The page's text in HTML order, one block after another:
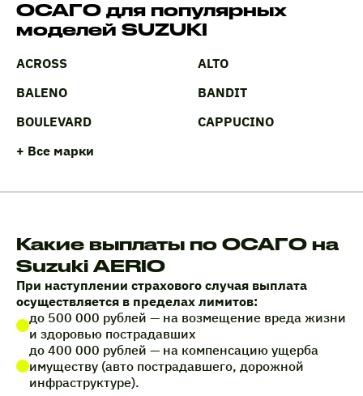
ОСАГО для популярных
моделей SUZUKI
ACROSS
ALTO
BALENO
BANDIT
BOULEVARD
CAPPUCINO
+ Все марки
Какие выплаты по ОСАГО на
Suzuki AERIO
При наступлении страхового случая выплата
осуществляется в пределах лимитов:
до 500 000 рублей — на возмещение вреда жизни
и здоровью пострадавших
до 400 000 рублей — на компенсацию ущерба
имуществу (авто пострадавшего, дорожной
инфраструктуре).